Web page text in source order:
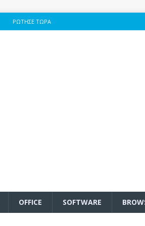
ΡΏΤΗΣΕ ΤΏΡΑ
OFFICE SOFTWARE